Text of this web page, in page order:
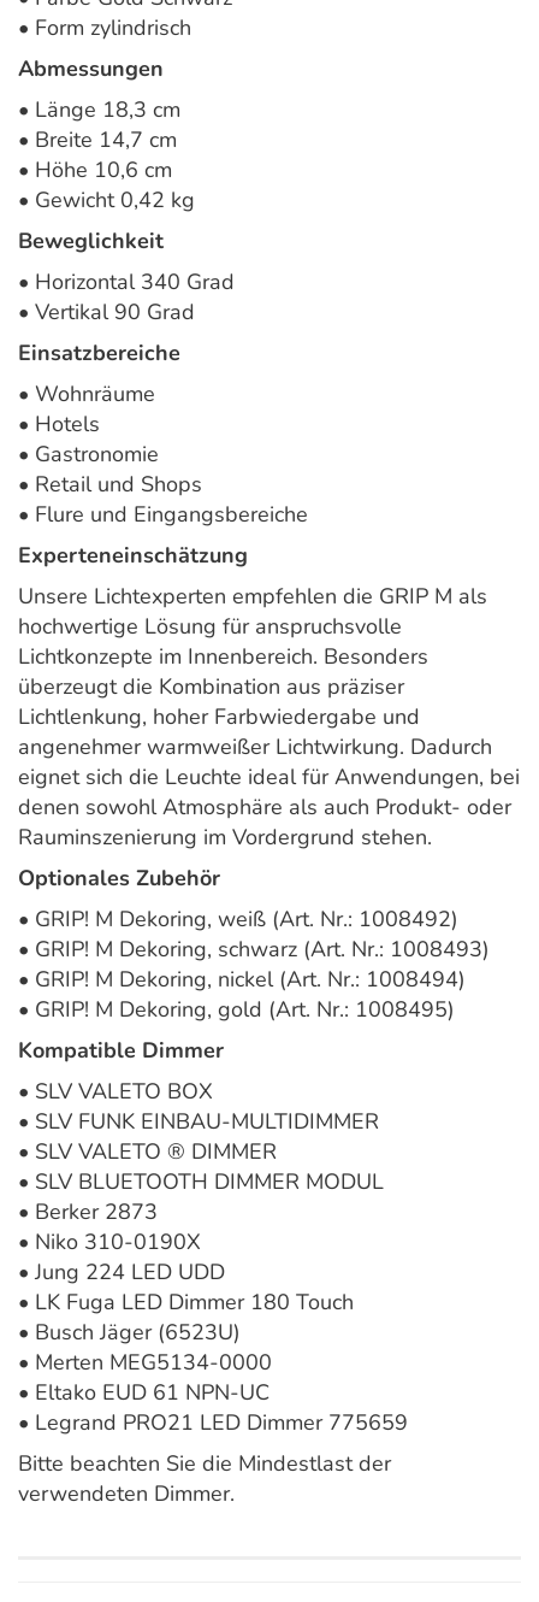
• Form zylindrisch
Abmessungen
• Länge 18,3 cm
• Breite 14,7 cm
• Höhe 10,6 cm
• Gewicht 0,42 kg
Beweglichkeit
• Horizontal 340 Grad
• Vertikal 90 Grad
Einsatzbereiche
• Wohnräume
• Hotels
• Gastronomie
• Retail und Shops
• Flure und Eingangsbereiche
Experteneinschätzung
Unsere Lichtexperten empfehlen die GRIP M als
hochwertige Lösung für anspruchsvolle
Lichtkonzepte im Innenbereich. Besonders
überzeugt die Kombination aus präziser
Lichtlenkung, hoher Farbwiedergabe und
angenehmer warmweißer Lichtwirkung. Dadurch
eignet sich die Leuchte ideal für Anwendungen, bei
denen sowohl Atmosphäre als auch Produkt- oder
Rauminszenierung im Vordergrund stehen.
Optionales Zubehör
• GRIP! M Dekoring, weiß (Art. Nr.: 1008492)
• GRIP! M Dekoring, schwarz (Art. Nr.: 1008493)
• GRIP! M Dekoring, nickel (Art. Nr.: 1008494)
• GRIP! M Dekoring, gold (Art. Nr.: 1008495)
Kompatible Dimmer
• SLV VALETO BOX
• SLV FUNK EINBAU-MULTIDIMMER
• SLV VALETO ® DIMMER
• SLV BLUETOOTH DIMMER MODUL
• Berker 2873
• Niko 310-0190X
• Jung 224 LED UDD
• LK Fuga LED Dimmer 180 Touch
• Busch Jäger (6523U)
• Merten MEG5134-0000
• Eltako EUD 61 NPN-UC
• Legrand PRO21 LED Dimmer 775659
Bitte beachten Sie die Mindestlast der
verwendeten Dimmer.